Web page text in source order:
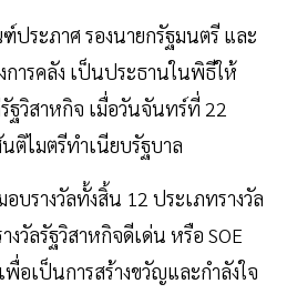
ระภาศ รองนายกรัฐมนตรี และ
การคลัง เป็นประธานในพิธีให้
ฐวิสาหกิจ เมื่อวันจันทร์ที่ 22
ไมตรีทำเนียบรัฐบาล
บรางวัลทั้งสิ้น 12 ประเภทรางวัล
งวัลรัฐวิสาหกิจดีเด่น หรือ SOE
พื่อเป็นการสร้างขวัญและกำลังใจ